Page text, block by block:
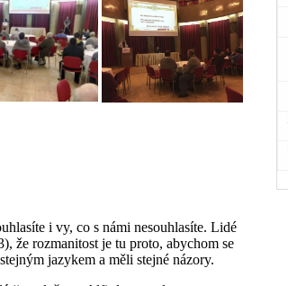
i vy, co s námi nesouhlasíte. Lidé
že rozmanitost je tu proto, abychom se
jazykem a měli stejné názory.